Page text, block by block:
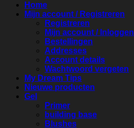
Home
Mijn account / Registreren
Registreren
Mijn account / Inloggen
Bestellingen
Addresses
Account details
Wachtwoord vergeten
My Dream Tips
Nieuwe producten
Gel
Primer
building base
Blushes